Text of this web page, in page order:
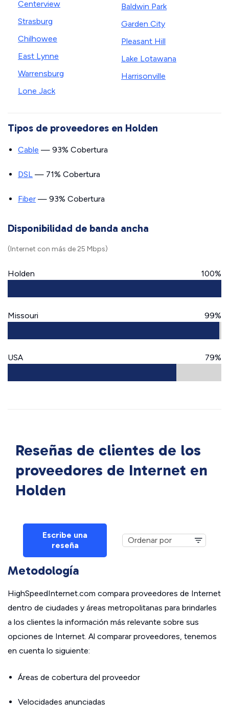
Centerview
Strasburg
Chilhowee
East Lynne
Warrensburg
Lone Jack
Baldwin Park
Garden City
Pleasant Hill
Lake Lotawana
Harrisonville
Tipos de proveedores en Holden
Cable — 93% Cobertura
DSL — 71% Cobertura
Fiber — 93% Cobertura
Disponibilidad de banda ancha
(Internet con más de 25 Mbps)
Holden 100%
Missouri 99%
USA 79%
Reseñas de clientes de los
proveedores de Internet en
Holden
Escribe una
reseña
Metodología
HighSpeedInternet.com compara proveedores de Internet
dentro de ciudades y áreas metropolitanas para brindarles
a los clientes la información más relevante sobre sus
opciones de Internet. Al comparar proveedores, tenemos
en cuenta lo siguiente:
Áreas de cobertura del proveedor
Velocidades anunciadas